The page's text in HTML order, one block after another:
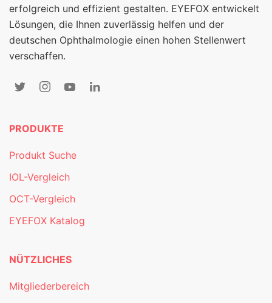
erfolgreich und effizient gestalten. EYEFOX entwickelt
Lösungen, die Ihnen zuverlässig helfen und der
deutschen Ophthalmologie einen hohen Stellenwert
verschaffen.
PRODUKTE
Produkt Suche
IOL-Vergleich
OCT-Vergleich
EYEFOX Katalog
NÜTZLICHES
Mitgliederbereich